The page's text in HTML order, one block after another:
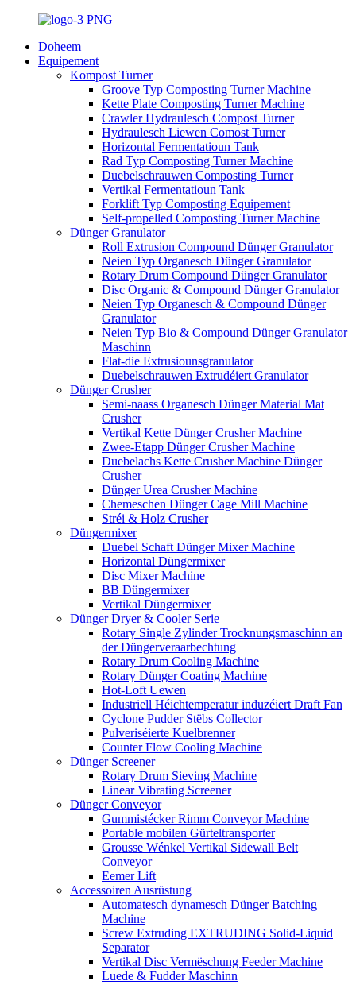
Doheem
Equipement
Kompost Turner
Groove Typ Composting Turner Machine
Kette Plate Composting Turner Machine
Crawler Hydraulesch Compost Turner
Hydraulesch Liewen Comost Turner
Horizontal Fermentatioun Tank
Rad Typ Composting Turner Machine
Duebelschrauwen Composting Turner
Vertikal Fermentatioun Tank
Forklift Typ Composting Equipement
Self-propelled Composting Turner Machine
Dünger Granulator
Roll Extrusion Compound Dünger Granulator
Neien Typ Organesch Dünger Granulator
Rotary Drum Compound Dünger Granulator
Disc Organic & Compound Dünger Granulator
Neien Typ Organesch & Compound Dünger
Granulator
Neien Typ Bio & Compound Dünger Granulator
Maschinn
Flat-die Extrusiounsgranulator
Duebelschrauwen Extrudéiert Granulator
Dünger Crusher
Semi-naass Organesch Dünger Material Mat
Crusher
Vertikal Kette Dünger Crusher Machine
Zwee-Etapp Dünger Crusher Machine
Duebelachs Kette Crusher Machine Dünger
Crusher
Dünger Urea Crusher Machine
Chemeschen Dünger Cage Mill Machine
Stréi & Holz Crusher
Düngermixer
Duebel Schaft Dünger Mixer Machine
Horizontal Düngermixer
Disc Mixer Machine
BB Düngermixer
Vertikal Düngermixer
Dünger Dryer & Cooler Serie
Rotary Single Zylinder Trocknungsmaschinn an
der Düngerveraarbechtung
Rotary Drum Cooling Machine
Rotary Dünger Coating Machine
Hot-Loft Uewen
Industriell Héichtemperatur induzéiert Draft Fan
Cyclone Pudder Stëbs Collector
Pulveriséierte Kuelbrenner
Counter Flow Cooling Machine
Dünger Screener
Rotary Drum Sieving Machine
Linear Vibrating Screener
Dünger Conveyor
Gummistécker Rimm Conveyor Machine
Portable mobilen Gürteltransporter
Grousse Wénkel Vertikal Sidewall Belt
Conveyor
Eemer Lift
Accessoiren Ausrüstung
Automatesch dynamesch Dünger Batching
Machine
Screw Extruding EXTRUDING Solid-Liquid
Separator
Vertikal Disc Vermëschung Feeder Machine
Luede & Fudder Maschinn